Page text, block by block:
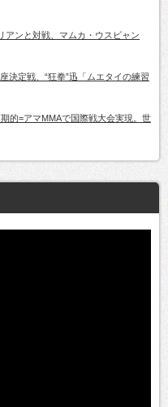
アンと対戦、マムカ・ウスビャン
決定戦、“狂拳”迅「ムエタイの練習
的=アマMMAで国際戦大会実現。世